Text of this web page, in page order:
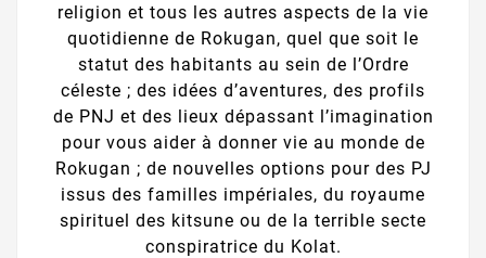
religion et tous les autres aspects de la vie
quotidienne de Rokugan, quel que soit le
statut des habitants au sein de l’Ordre
céleste ; des idées d’aventures, des profils
de PNJ et des lieux dépassant l’imagination
pour vous aider à donner vie au monde de
Rokugan ; de nouvelles options pour des PJ
issus des familles impériales, du royaume
spirituel des kitsune ou de la terrible secte
conspiratrice du Kolat.